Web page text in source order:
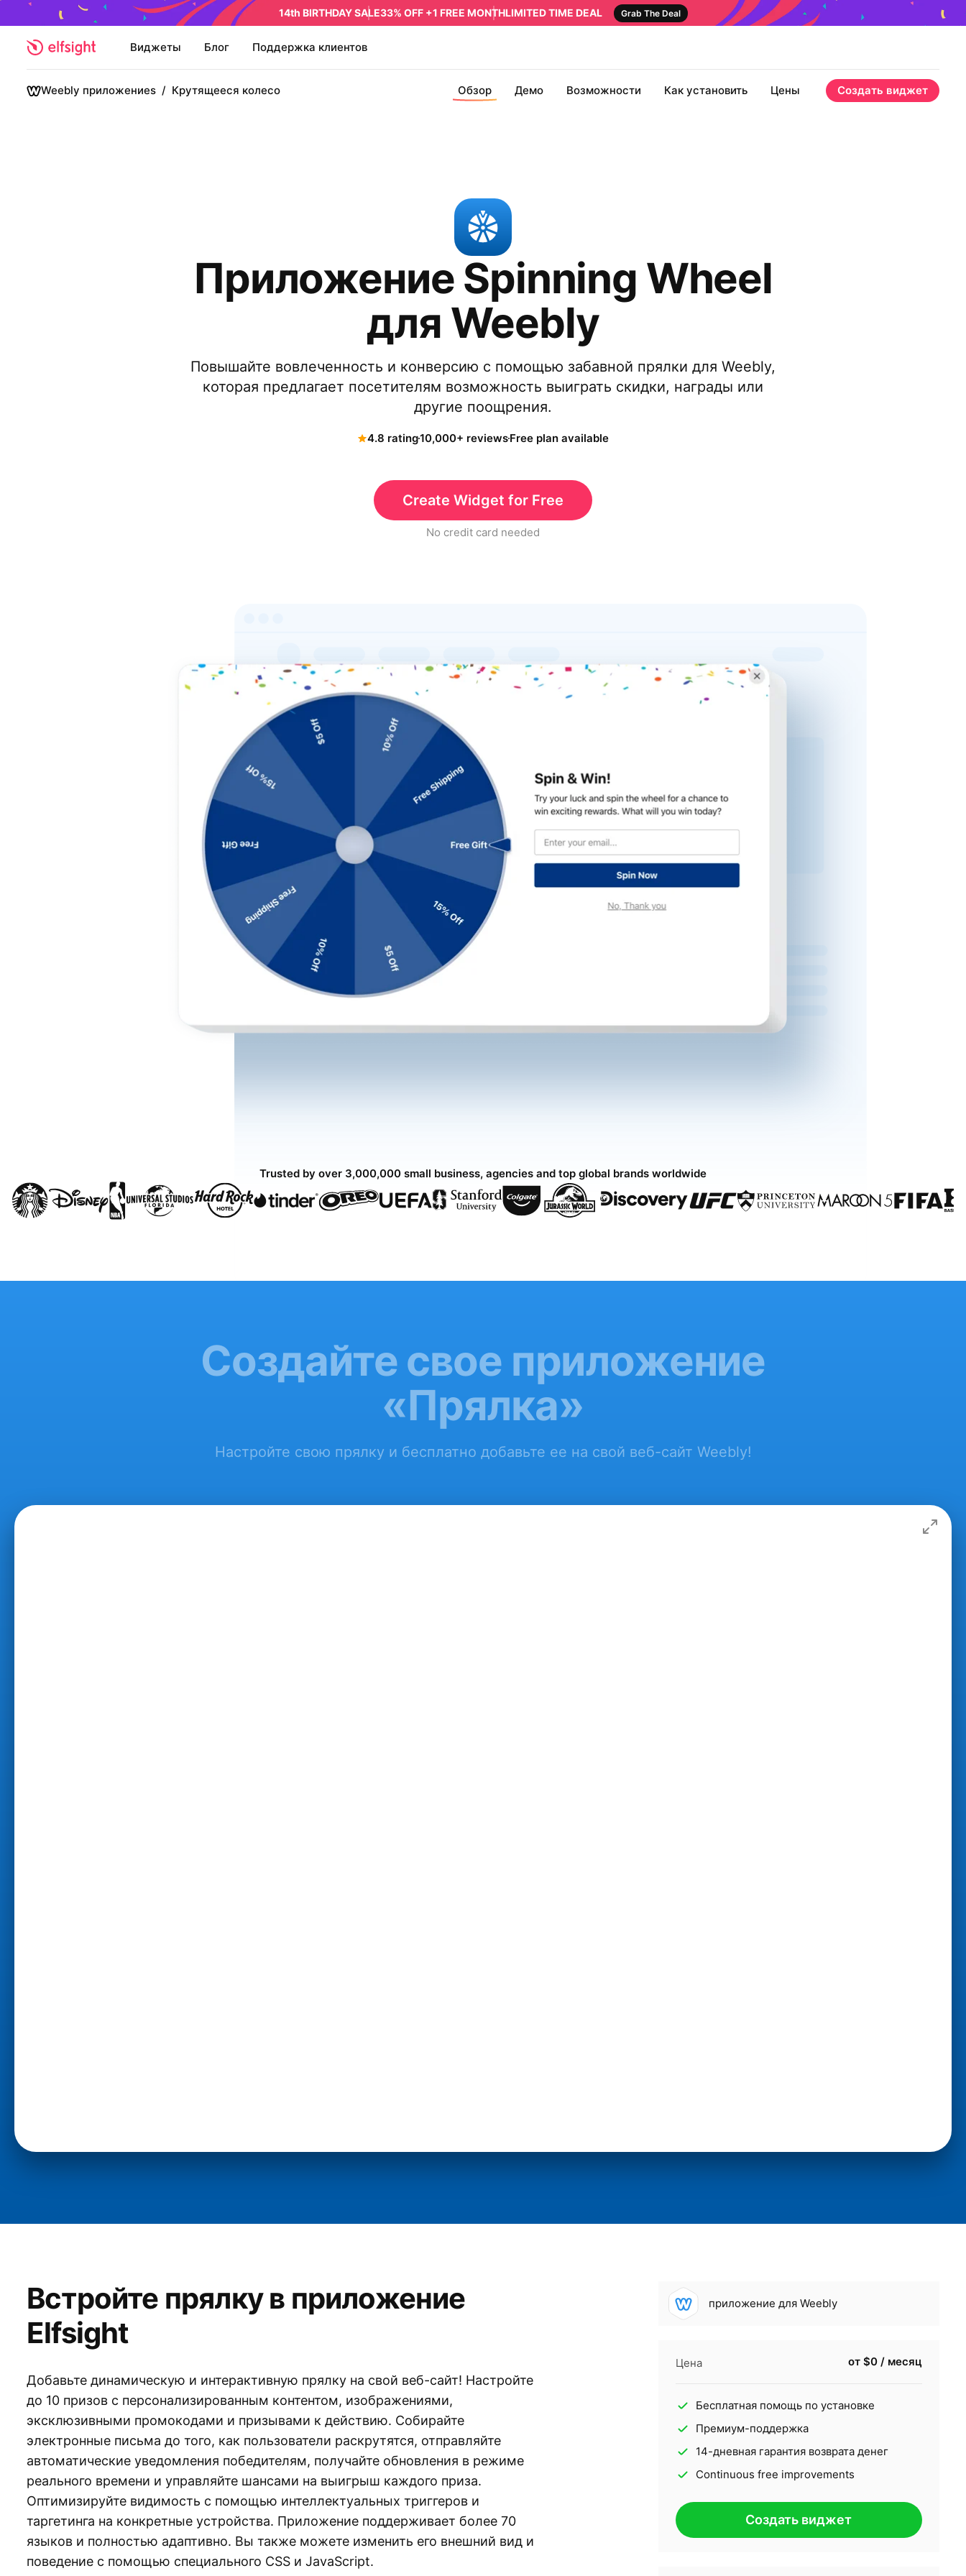
14th BIRTHDAY SALE33% OFF +1 FREE MONTHLIMITED TIME DEAL Grab The Deal
Виджеты Блог Поддержка клиентов
Weebly приложениеs / Крутящееся колесо Обзор Демо Возможности Как установить Цены Создать виджет
Приложение Spinning Wheel
для Weebly
Повышайте вовлеченность и конверсию с помощью забавной прялки для Weebly,
которая предлагает посетителям возможность выиграть скидки, награды или
другие поощрения.
4.8 rating10,000+ reviewsFree plan available
Create Widget for Free
No credit card needed
Trusted by over 3,000,000 small business, agencies and top global brands worldwide
Создайте свое приложение
«Прялка»
Настройте свою прялку и бесплатно добавьте ее на свой веб-сайт Weebly!
Встройте прялку в приложение
Elfsight
Добавьте динамическую и интерактивную прялку на свой веб-сайт! Настройте
до 10 призов с персонализированным контентом, изображениями,
эксклюзивными промокодами и призывами к действию. Собирайте
электронные письма до того, как пользователи раскрутятся, отправляйте
автоматические уведомления победителям, получайте обновления в режиме
реального времени и управляйте шансами на выигрыш каждого приза.
Оптимизируйте видимость с помощью интеллектуальных триггеров и
таргетинга на конкретные устройства. Приложение поддерживает более 70
языков и полностью адаптивно. Вы также можете изменить его внешний вид и
поведение с помощью специального CSS и JavaScript.
приложение для Weebly
Цена от $0 / месяц
Бесплатная помощь по установке
Премиум-поддержка
14-дневная гарантия возврата денег
Continuous free improvements
Создать виджет